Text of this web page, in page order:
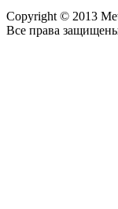
Copyright © 2013
Все права